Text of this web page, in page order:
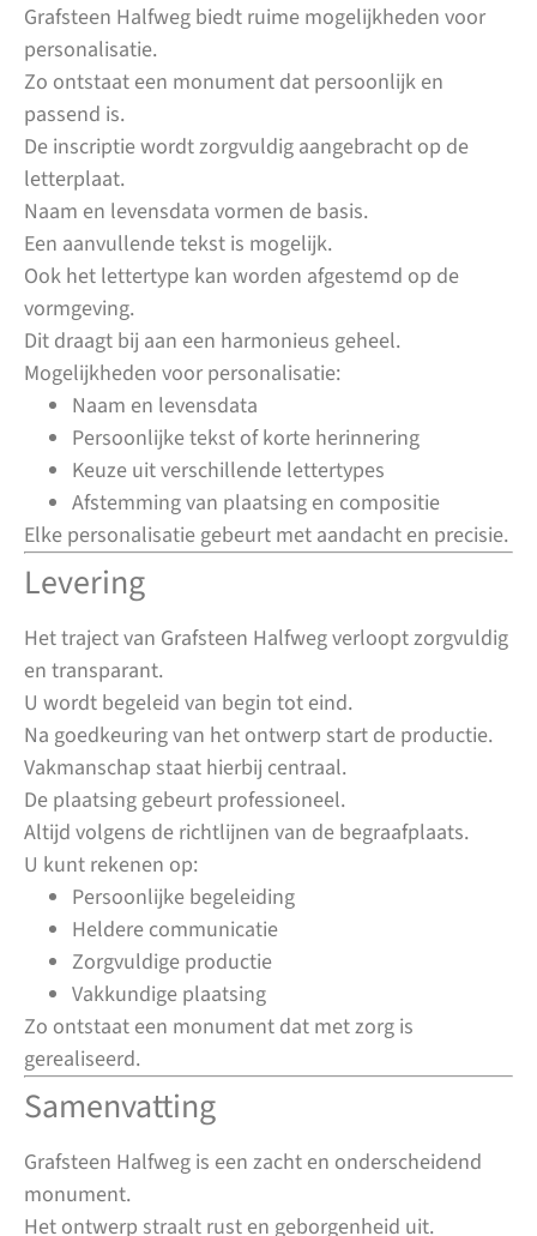
Grafsteen Halfweg biedt ruime mogelijkheden voor
personalisatie.
Zo ontstaat een monument dat persoonlijk en
passend is.
De inscriptie wordt zorgvuldig aangebracht op de
letterplaat.
Naam en levensdata vormen de basis.
Een aanvullende tekst is mogelijk.
Ook het lettertype kan worden afgestemd op de
vormgeving.
Dit draagt bij aan een harmonieus geheel.
Mogelijkheden voor personalisatie:
Naam en levensdata
Persoonlijke tekst of korte herinnering
Keuze uit verschillende lettertypes
Afstemming van plaatsing en compositie
Elke personalisatie gebeurt met aandacht en precisie.
Levering
Het traject van Grafsteen Halfweg verloopt zorgvuldig
en transparant.
U wordt begeleid van begin tot eind.
Na goedkeuring van het ontwerp start de productie.
Vakmanschap staat hierbij centraal.
De plaatsing gebeurt professioneel.
Altijd volgens de richtlijnen van de begraafplaats.
U kunt rekenen op:
Persoonlijke begeleiding
Heldere communicatie
Zorgvuldige productie
Vakkundige plaatsing
Zo ontstaat een monument dat met zorg is
gerealiseerd.
Samenvatting
Grafsteen Halfweg is een zacht en onderscheidend
monument.
Het ontwerp straalt rust en geborgenheid uit.